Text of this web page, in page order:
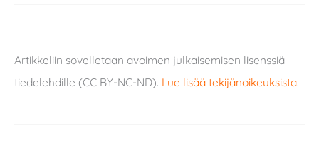
Artikkeliin sovelletaan avoimen julkaisemisen lisenssiä
tiedelehdille (CC BY-NC-ND). Lue lisää tekijänoikeuksista.